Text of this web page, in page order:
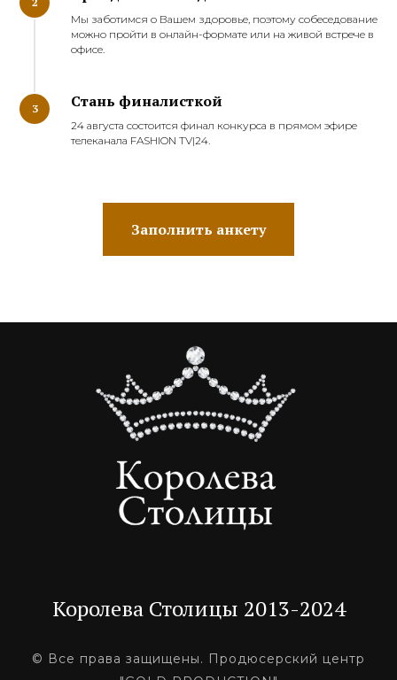
Мы заботимся о Вашем здоровье, поэтому собеседование
можно пройти в онлайн-формате или на живой встрече в
офисе.
3 Стань финалисткой
24 августа состоится финал конкурса в прямом эфире
телеканала FASHION TV|24.
Заполнить анкету
Королева Столицы 2013-2024
© Все права защищены. Продюсерский центр